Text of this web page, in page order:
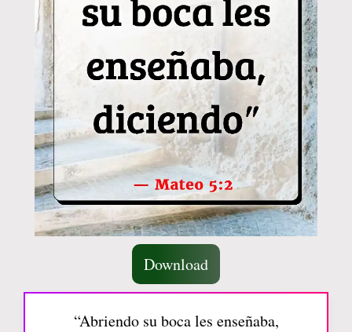
Download
“Abriendo su boca les enseñaba,